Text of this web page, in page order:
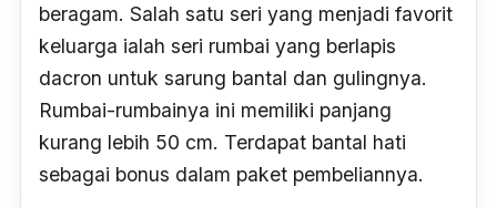
beragam. Salah satu seri yang menjadi favorit
keluarga ialah seri rumbai yang berlapis
dacron untuk sarung bantal dan gulingnya.
Rumbai-rumbainya ini memiliki panjang
kurang lebih 50 cm. Terdapat bantal hati
sebagai bonus dalam paket pembeliannya.